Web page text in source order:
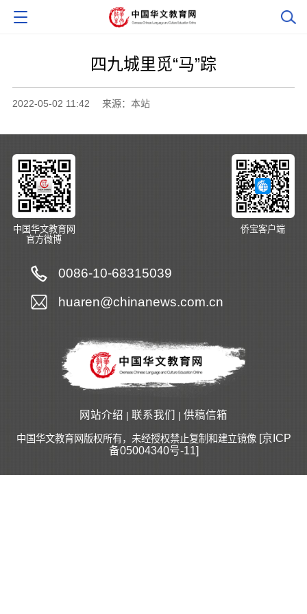
四九城里觅“马”踪
2022-05-02 11:42 来源：本站
中国华文教育网
官方微博
侨宝客户端
0086-10-68315039
huaren@chinanews.com.cn
网站介绍 | 联系我们 | 供稿信箱
中国华文教育网版权所有，未经授权禁止复制和建立镜像 [京ICP
备05004340号-11]